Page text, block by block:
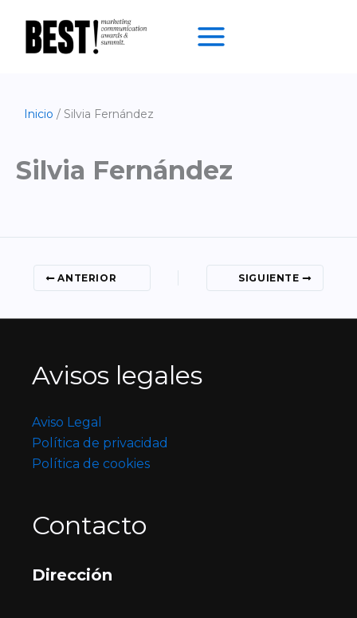
contenido
Inicio Silvia Fernández
Silvia Fernández
ANTERIOR SIGUIENTE
Avisos legales
Aviso Legal
Política de privacidad
Política de cookies
Contacto
Dirección